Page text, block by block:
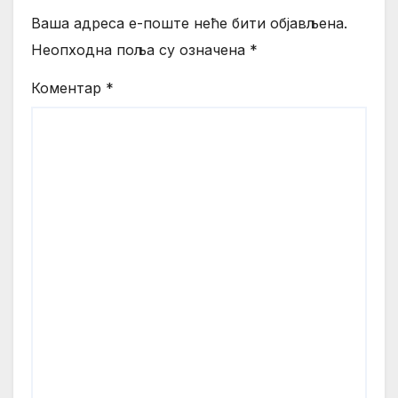
Ваша адреса е-поште неће бити објављена.
Неопходна поља су означена *
Коментар *